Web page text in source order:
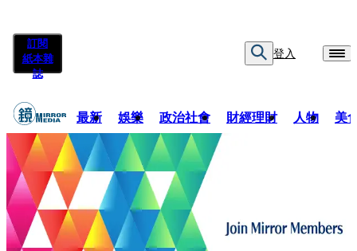
訂閱
紙本雜
誌
登入
最新 娛樂 政治社會 財經理財 人物 美